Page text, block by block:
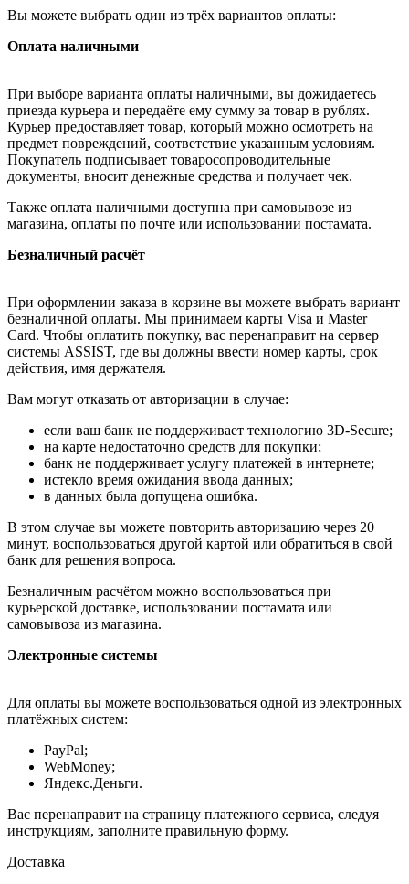
Вы можете выбрать один из трёх вариантов оплаты:
Оплата наличными
При выборе варианта оплаты наличными, вы дожидаетесь
приезда курьера и передаёте ему сумму за товар в рублях.
Курьер предоставляет товар, который можно осмотреть на
предмет повреждений, соответствие указанным условиям.
Покупатель подписывает товаросопроводительные
документы, вносит денежные средства и получает чек.
Также оплата наличными доступна при самовывозе из
магазина, оплаты по почте или использовании постамата.
Безналичный расчёт
При оформлении заказа в корзине вы можете выбрать вариант
безналичной оплаты. Мы принимаем карты Visa и Master
Card. Чтобы оплатить покупку, вас перенаправит на сервер
системы ASSIST, где вы должны ввести номер карты, срок
действия, имя держателя.
Вам могут отказать от авторизации в случае:
если ваш банк не поддерживает технологию 3D-Secure;
на карте недостаточно средств для покупки;
банк не поддерживает услугу платежей в интернете;
истекло время ожидания ввода данных;
в данных была допущена ошибка.
В этом случае вы можете повторить авторизацию через 20
минут, воспользоваться другой картой или обратиться в свой
банк для решения вопроса.
Безналичным расчётом можно воспользоваться при
курьерской доставке, использовании постамата или
самовывоза из магазина.
Электронные системы
Для оплаты вы можете воспользоваться одной из электронных
платёжных систем:
PayPal;
WebMoney;
Яндекс.Деньги.
Вас перенаправит на страницу платежного сервиса, следуя
инструкциям, заполните правильную форму.
Доставка